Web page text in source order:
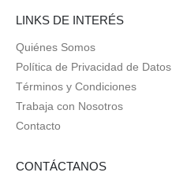
LINKS DE INTERÉS
Quiénes Somos
Política de Privacidad de Datos
Términos y Condiciones
Trabaja con Nosotros
Contacto
CONTÁCTANOS